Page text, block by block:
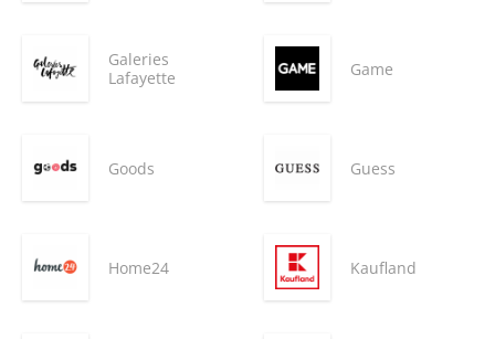
Galeries
Lafayette
Game
Goods Guess
Home24 Kaufland